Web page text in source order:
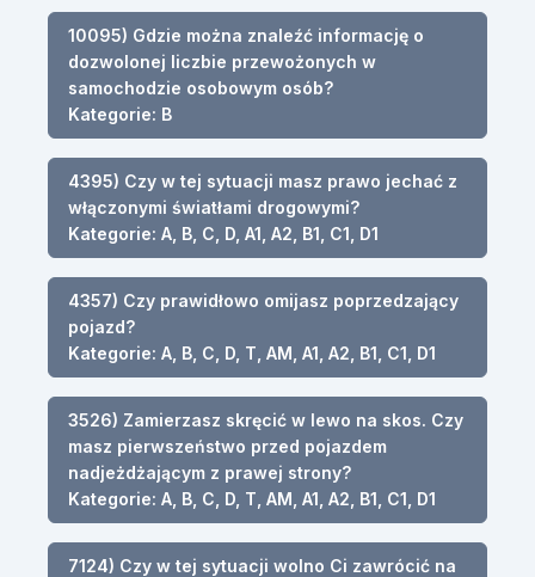
10095) Gdzie można znaleźć informację o
dozwolonej liczbie przewożonych w
samochodzie osobowym osób?
Kategorie: B
4395) Czy w tej sytuacji masz prawo jechać z
włączonymi światłami drogowymi?
Kategorie: A, B, C, D, A1, A2, B1, C1, D1
4357) Czy prawidłowo omijasz poprzedzający
pojazd?
Kategorie: A, B, C, D, T, AM, A1, A2, B1, C1, D1
3526) Zamierzasz skręcić w lewo na skos. Czy
masz pierwszeństwo przed pojazdem
nadjeżdżającym z prawej strony?
Kategorie: A, B, C, D, T, AM, A1, A2, B1, C1, D1
7124) Czy w tej sytuacji wolno Ci zawrócić na